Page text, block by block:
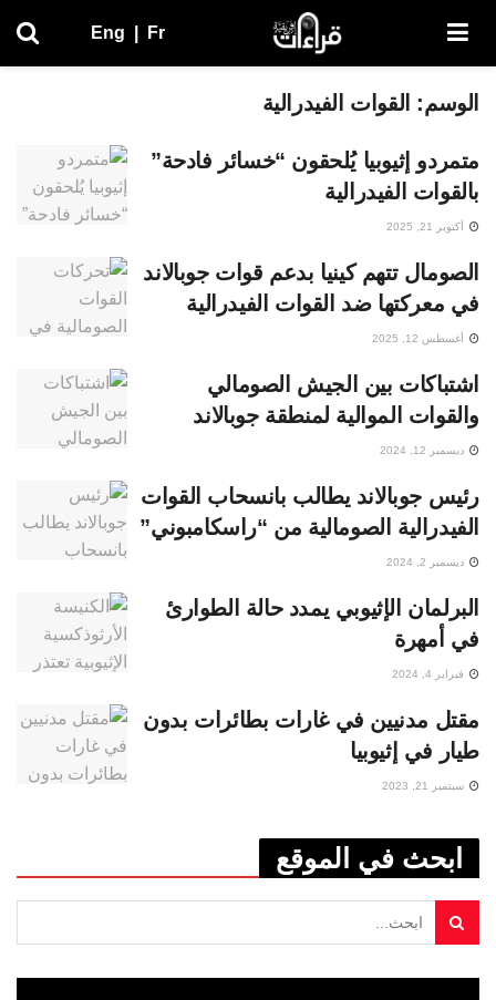
Eng Fr
الوسم: القوات الفيدرالية
متمردو إثيوبيا يُلحقون “خسائر فادحة”
بالقوات الفيدرالية
أكتوبر 21, 2025
الصومال تتهم كينيا بدعم قوات جوبالاند
في معركتها ضد القوات الفيدرالية
أغسطس 12, 2025
اشتباكات بين الجيش الصومالي
والقوات الموالية لمنطقة جوبالاند
ديسمبر 12, 2024
رئيس جوبالاند يطالب بانسحاب القوات
الفيدرالية الصومالية من “راسكامبوني”
ديسمبر 2, 2024
البرلمان الإثيوبي يمدد حالة الطوارئ
في أمهرة
فبراير 4, 2024
مقتل مدنيين في غارات بطائرات بدون
طيار في إثيوبيا
سبتمبر 21, 2023
ابحث في الموقع